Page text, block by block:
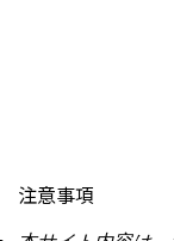
注意事項